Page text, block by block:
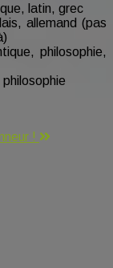
du
2
6
latin, grec
allemand (pas
philosophie,
!